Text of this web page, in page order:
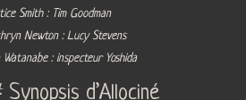
Smith : Tim Goodman
Newton : Lucy Stevens
Watanabe : inspecteur Yoshida
d’Allociné